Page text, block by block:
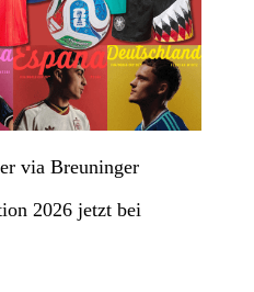
via Breuninger
2026 jetzt bei